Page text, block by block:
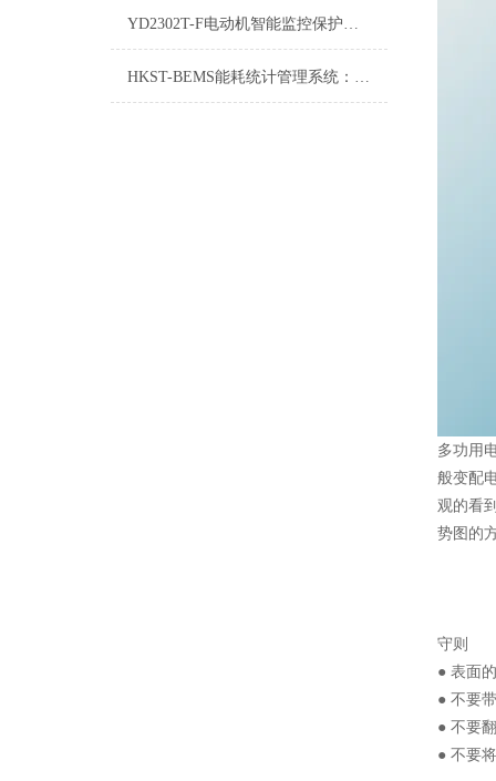
YD2302T-F电动机智能监控保护器-注意事项
HKST-BEMS能耗统计管理系统：推动绿色发展的重要工具
多功用
般变配
观的看
势图的
守则
● 表面
● 不要
● 不要
● 不要